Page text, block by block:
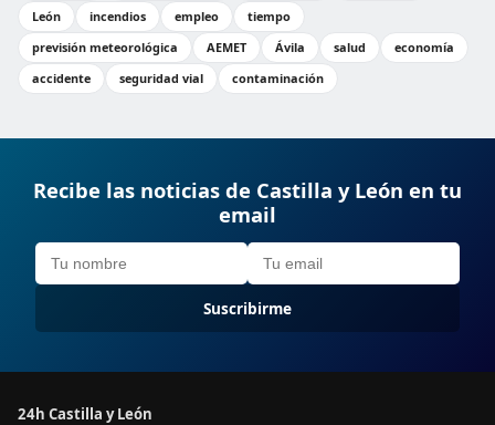
León
incendios empleo
tiempo
previsión meteorológica
AEMET Ávila salud
economía
accidente
seguridad vial contaminación
Recibe las noticias de Castilla y León en tu
email
Suscribirme
24h Castilla y León